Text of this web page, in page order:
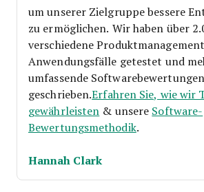
um unserer Zielgruppe bessere
zu ermöglichen. Wir haben über
verschiedene
Anwendungsfälle getestet und
umfassende Softwarebewertungen
geschrieben.Erfahren Sie, wie wir
gewährleisten & unsere Software-
Bewertungsmethodik.
Hannah Clark